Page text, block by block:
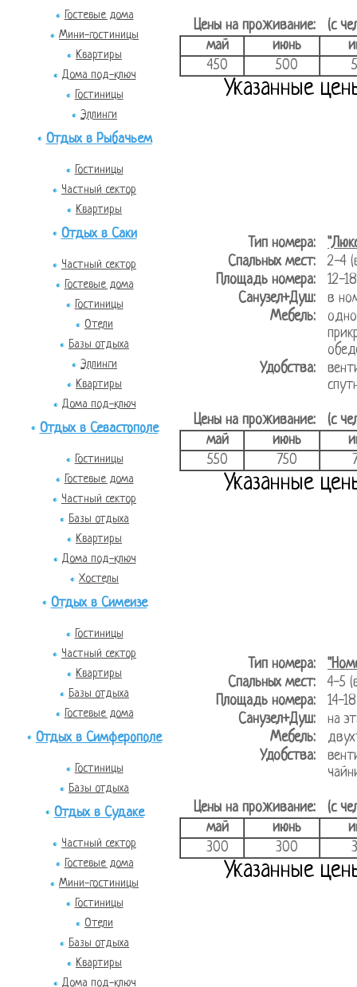
Гостевые дома
Мини-гостиницы
Квартиры
Дома под-ключ
Гостиницы
Эллинги
Отдых в Рыбачьем
Гостиницы
Частный сектор
Квартиры
Отдых в Саки
Частный сектор
Гостевые дома
Гостиницы
Отели
Базы отдыха
Эллинги
Квартиры
Дома под-ключ
Отдых в Севастополе
Гостиницы
Гостевые дома
Частный сектор
Базы отдыха
Квартиры
Дома под-ключ
Хостелы
Отдых в Симеизе
Гостиницы
Частный сектор
Квартиры
Базы отдыха
Гостевые дома
Отдых в Симферополе
Гостиницы
Базы отдыха
Отдых в Судаке
Частный сектор
Гостевые дома
Мини-гостиницы
Гостиницы
Отели
Базы отдыха
Квартиры
Дома под-ключ
Цены на проживание:
(с
май
июнь
450
500
Указанные
Тип номера:
Спальных мест:
2-4
Площадь номера:
12-
Санузел+Душ:
в
Мебель:
Удобства:
Цены на проживание:
(с
май
июнь
550
750
Указанные
Тип номера:
Спальных мест:
4-5
Площадь номера:
14-
Санузел+Душ:
на
Мебель:
Удобства:
Цены на проживание:
(с
май
июнь
300
300
Указанные